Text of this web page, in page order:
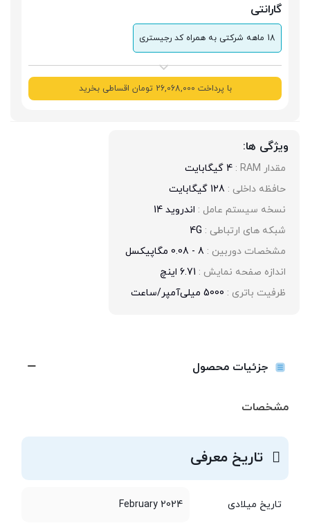
گارانتی
18 ماهه شرکتی به همراه کد رجیستری
با پرداخت 26,068,000 تومان اقساطی بخرید
ویژگی ها:
مقدار RAM :
4 گیگابایت
حافظه داخلی : 128 گیگابایت
نسخه سیستم عامل : اندروید 14
شبکه های ارتباطی : 4G
مشخصات دوربین : 8 - 0.08 مگاپیکسل
اندازه صفحه نمایش : 6.71 اینچ
ظرفیت باتری : 5000 میلی‌آمپر/ساعت
جزئیات محصول
مشخصات
تاریخ معرفی
تاریخ میلادی February 2024